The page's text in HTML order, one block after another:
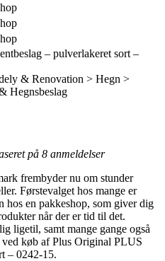
– pulverlakeret sort –
& Renovation > Hegn >
Hegnsbeslag
på 8 anmeldelser
frembyder nu om stunder
Førstevalget hos mange er
hos en pakkeshop, som giver dig
når der er tid til det.
ligetil, samt mange gange også
køb af Plus Original PLUS
– 0242-15.